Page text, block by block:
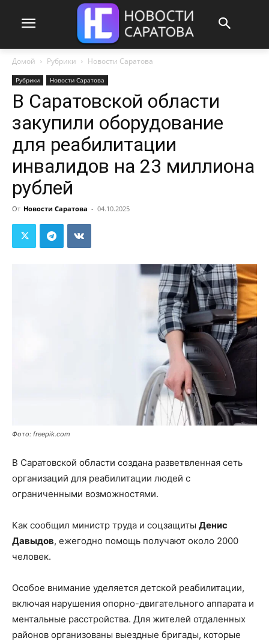
Домой Рубрики Новости Саратова
Рубрики Новости Саратова
В Саратовской области
закупили оборудование
для реабилитации
инвалидов на 23 миллиона
рублей
От Новости Саратова - 04.10.2025
Фото: freepik.com
В Саратовской области создана разветвленная сеть
организаций для реабилитации людей с
ограниченными возможностями.
Как сообщил министр труда и соцзащиты Денис
Давыдов, ежегодно помощь получают около 2000
человек.
Особое внимание уделяется детской реабилитации,
включая нарушения опорно-двигательного аппарата и
ментальные расстройства. Для жителей отдаленных
районов организованы выездные бригады, которые